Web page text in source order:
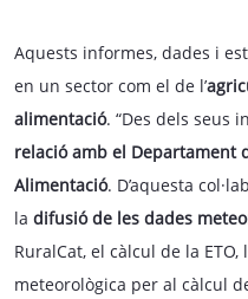
Aquests informes, dades i
en un sector com el de l’
alimentació. “Des dels seus
relació amb el Departament
Alimentació. D’aquesta
la difusió de les dades
RuralCat, el càlcul de la
meteorològica per al càlcul